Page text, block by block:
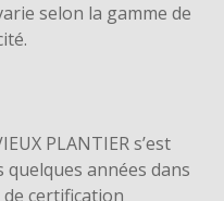
selon la gamme de
PLANTIER s’est
quelques années dans
certification